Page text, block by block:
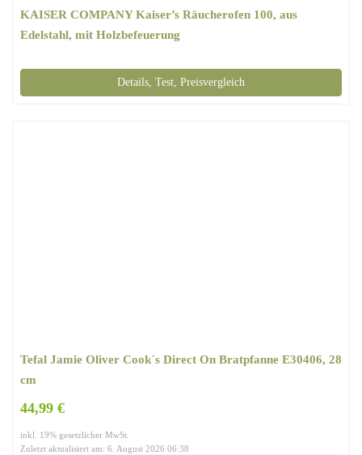
KAISER COMPANY Kaiser’s Räucherofen 100, aus
Edelstahl, mit Holzbefeuerung
Details, Test, Preisvergleich
Tefal Jamie Oliver Cook´s Direct On Bratpfanne E30406, 28
cm
44,99 €
inkl. 19% gesetzlicher MwSt.
Zuletzt aktualisiert am: 6. August 2026 06:38